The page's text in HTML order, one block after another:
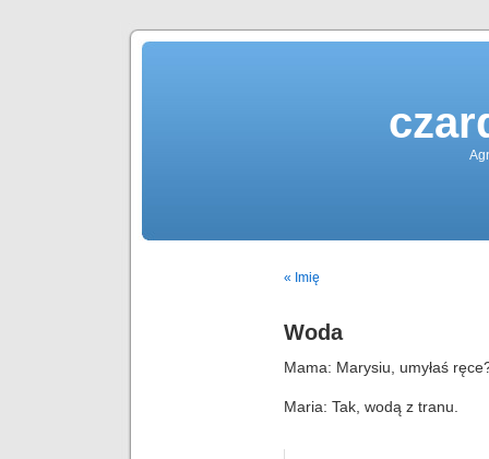
« Imię
Woda
Mama: Marysiu, umyłaś
Maria: Tak, wodą z tranu.